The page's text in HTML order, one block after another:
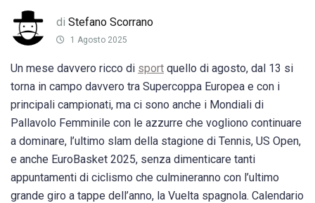
di Stefano Scorrano
1 Agosto 2025
Un mese davvero ricco di sport quello di agosto, dal 13 si
torna in campo davvero tra Supercoppa Europea e con i
principali campionati, ma ci sono anche i Mondiali di
Pallavolo Femminile con le azzurre che vogliono continuare
a dominare, l’ultimo slam della stagione di Tennis, US Open,
e anche EuroBasket 2025, senza dimenticare tanti
appuntamenti di ciclismo che culmineranno con l’ultimo
grande giro a tappe dell’anno, la Vuelta spagnola. Calendario